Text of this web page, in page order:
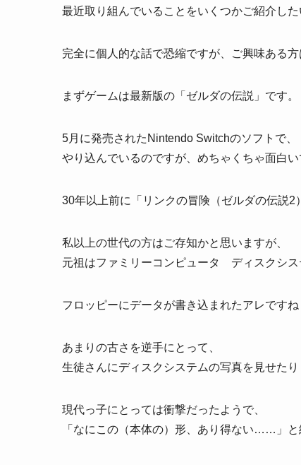
最近取り組んでいることをいくつかご紹介した
完全に個人的な話で恐縮ですが、ご興味ある
まずゲームは最新版の「ゼルダの伝説」です。
5月に発売されたNintendo Switchのソフトで、
やり込んでいるのですが、めちゃくちゃ面白い
30年以上前に「リンクの冒険（ゼルダの伝説2
私以上の世代の方はご存知かと思いますが、
元祖はファミリーコンピュータ ディスクシス
フロッピーにデータが書き込まれたアレですね
あまりの古さを逆手にとって、
生徒さんにディスクシステムの写真を見せた
現代っ子にとっては衝撃だったようで、
「なにこの（本体の）形、あり得ない……」と